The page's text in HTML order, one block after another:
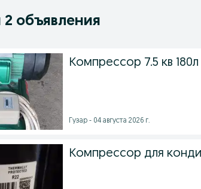
объявления
Компрессор 7.5 кв 180л
Гузар - 04 августа 2026 г.
Компрессор для